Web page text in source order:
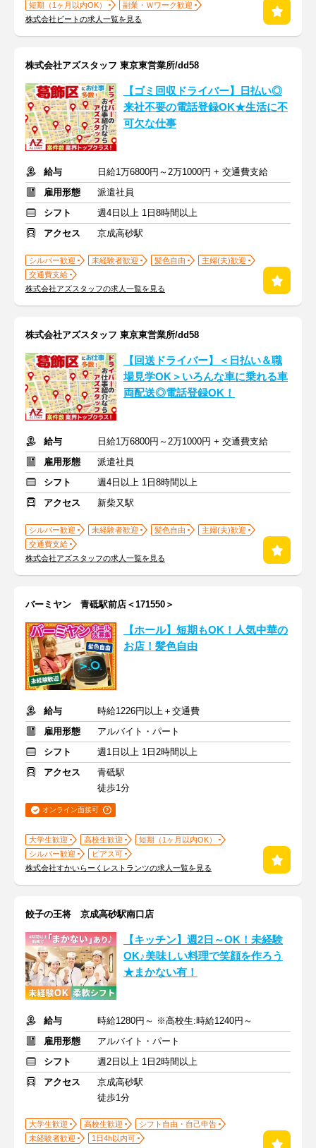
短期（1ヶ月以内OK）
副業・Ｗワーク歓迎
株式会社ビートの求人一覧を見る
株式会社アズスタッフ 東京東営業所/dd58
【ゴミ回収ドライバー】日払い◎
来社不要の電話登録OK★生活に不
可欠な仕事
給与
日給1万6800円～2万1000円 + 交通費支給
雇用形態
派遣社員
シフト
週4日以上 1日8時間以上
アクセス
京成高砂駅
シルバー歓迎 未経験者歓迎 髪色自由
主婦(夫)歓迎
交通費支給
株式会社アズスタッフの求人一覧を見る
株式会社アズスタッフ 東京東営業所/dd58
【回送ドライバー】＜日払い＆職
場見学OK＞いろんな車に乗れる車
両配送◎電話登録OK！
給与
日給1万6800円～2万1000円 + 交通費支給
雇用形態
派遣社員
シフト
週4日以上 1日8時間以上
アクセス
新柴又駅
シルバー歓迎 未経験者歓迎 髪色自由
主婦(夫)歓迎
交通費支給
株式会社アズスタッフの求人一覧を見る
バーミヤン 青砥駅前店＜171550＞
【ホール】短期もOK！人気中華の
お店！髪色自由
給与
時給1226円以上＋交通費
雇用形態
アルバイト・パート
シフト
週1日以上 1日2時間以上
アクセス
青砥駅
徒歩1分
オンライン面接可
大学生歓迎 高校生歓迎
短期（1ヶ月以内OK）
シルバー歓迎
ピアス可
株式会社すかいらーくレストランツの求人一覧を見る
餃子の王将 京成高砂駅南口店
【キッチン】週2日～OK！未経験
OK♪美味しい料理で笑顔を作ろう
★まかない有！
給与
時給1280円～ ※高校生:時給1240円～
雇用形態
アルバイト・パート
シフト
週2日以上 1日2時間以上
アクセス
京成高砂駅
徒歩1分
大学生歓迎 高校生歓迎
シフト自由・自己申告
未経験者歓迎
1日4h以内可